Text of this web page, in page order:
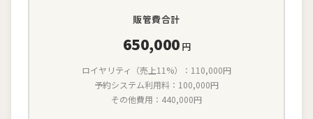
販管費合計
650,000 円
ロイヤリティ（売上11%）：110,000円
予約システム利用料：100,000円
その他費用：440,000円